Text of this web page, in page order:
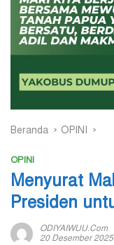
Beranda OPINI
OPINI
Menyurat
Presiden
ODIYAIWUU.com
20 Desember 2025